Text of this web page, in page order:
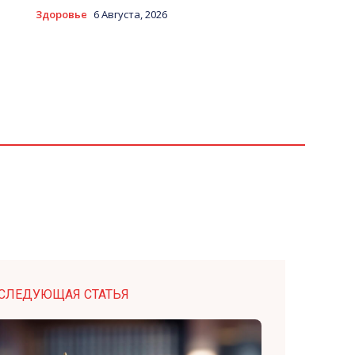
Здоровье 6 Августа, 2026
СТАТЬЯ